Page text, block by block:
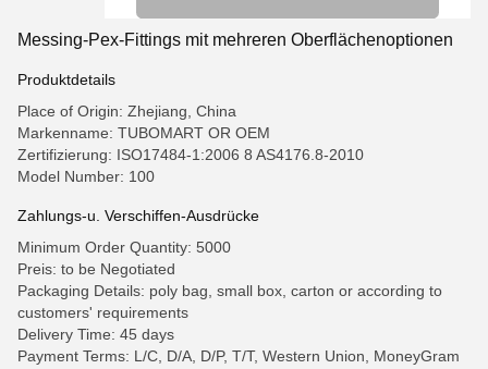
Messing-Pex-Fittings mit mehreren Oberflächenoptionen
Produktdetails
Place of Origin: Zhejiang, China
Markenname: TUBOMART OR OEM
Zertifizierung: ISO17484-1:2006 8 AS4176.8-2010
Model Number: 100
Zahlungs-u. Verschiffen-Ausdrücke
Minimum Order Quantity: 5000
Preis: to be Negotiated
Packaging Details: poly bag, small box, carton or according to
customers' requirements
Delivery Time: 45 days
Payment Terms: L/C, D/A, D/P, T/T, Western Union, MoneyGram